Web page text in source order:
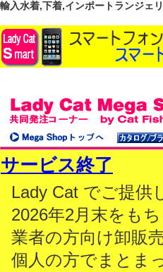
輸入水着,下着,インポートランジェ
サービス終了
Lady Cat でご提供
2026年2月末をも
業者の方向け卸販
個人の方でまとま